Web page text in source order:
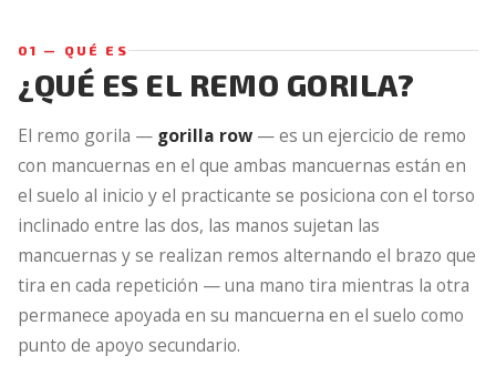
01 — QUÉ ES
¿QUÉ ES EL REMO GORILA?
El remo gorila — gorilla row — es un ejercicio de remo
con mancuernas en el que ambas mancuernas están en
el suelo al inicio y el practicante se posiciona con el torso
inclinado entre las dos, las manos sujetan las
mancuernas y se realizan remos alternando el brazo que
tira en cada repetición — una mano tira mientras la otra
permanece apoyada en su mancuerna en el suelo como
punto de apoyo secundario.